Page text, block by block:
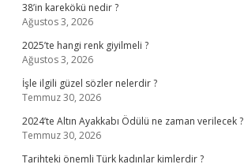
38’in karekökü nedir ?
Ağustos 3, 2026
2025’te hangi renk giyilmeli ?
Ağustos 3, 2026
İşle ilgili güzel sözler nelerdir ?
Temmuz 30, 2026
2024’te Altın Ayakkabı Ödülü ne zaman verilecek ?
Temmuz 30, 2026
Tarihteki önemli Türk kadınlar kimlerdir ?